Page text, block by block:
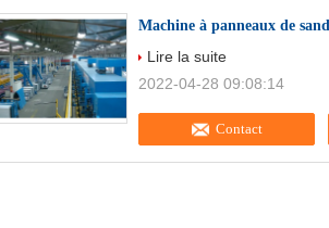
Machine à panneaux de
Contact
Lire la suite
2022-04-28 09:08:14